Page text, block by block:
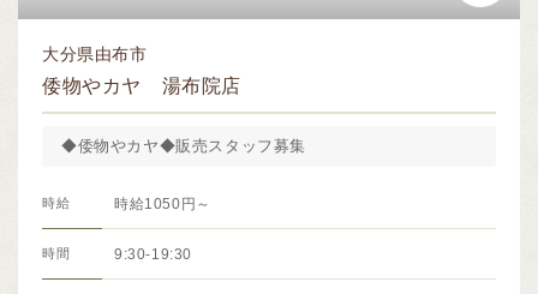
大分県由布市
倭物やカヤ 湯布院店
◆倭物やカヤ◆販売スタッフ募集
時給 時給1050円～
時間 9:30-19:30